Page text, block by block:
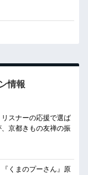
情報
リスナーの応援で選ば
京都きもの友禅の振
くまのプーさん』原